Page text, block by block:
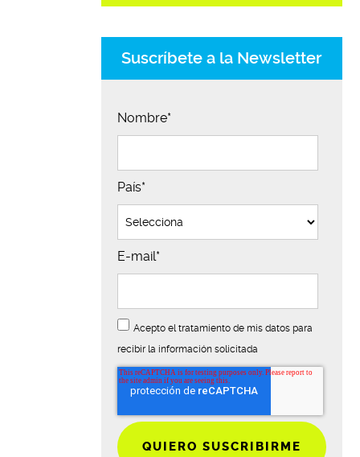
Suscríbete a la Newsletter
Nombre*
País*
E-mail*
Acepto el tratamiento de mis datos para
recibir la información solicitada